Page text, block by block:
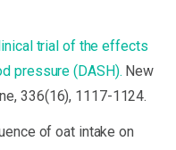
trial of the effects
pressure (DASH). New
336(16), 1117-1124.
of oat intake on